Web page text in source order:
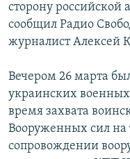
сторону
сообщил Радио
журналист Алексей
Вечером 26 марта
украинских
время захвата
Вооруженных сил
сопровождении